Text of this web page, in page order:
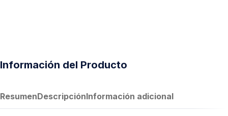
Información del Producto
ResumenDescripciónInformación adicional